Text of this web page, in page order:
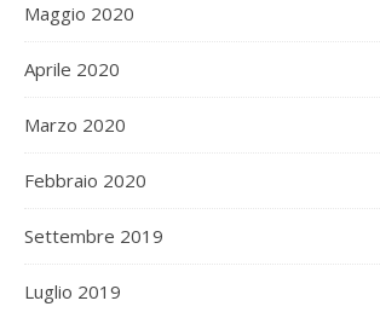
Maggio 2020
Aprile 2020
Marzo 2020
Febbraio 2020
Settembre 2019
Luglio 2019